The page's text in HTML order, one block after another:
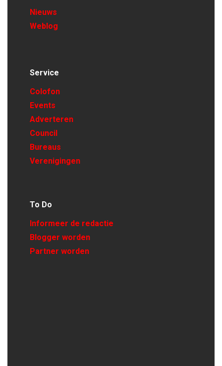
Nieuws
Weblog
Service
Colofon
Events
Adverteren
Council
Bureaus
Verenigingen
To Do
Informeer de redactie
Blogger worden
Partner worden